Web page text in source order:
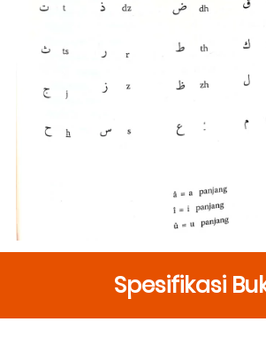
Spesifikasi